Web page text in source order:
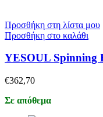
Προσθήκη στη λίστα μου
Προσθήκη στο καλάθι
YESOUL Spinning
€362,70
Σε απόθεμα